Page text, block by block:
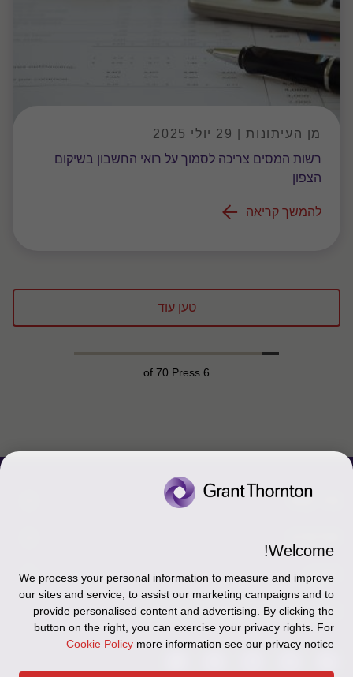
מן העיתונות | 29 יולי 2025
רשות המסים צריכה לסמוך על רואי החשבון בשיקום
הצפון
להמשך קריאה
טען עוד
6
צור קשר
כניסה לעובדים - דוא"ל
כניסה לעובדים - דוחות עבודה
אודותינו
זיכרון והנצחה
תקנון
מדיניות הפרטיות
Disclaimer
Ethics Hotline
עקבו אחרינו ברשתות החברתיות
Welcome!
We process your personal information to measure and improve
our sites and service, to assist our marketing campaigns and to
provide personalised content and advertising. By clicking the
button on the right, you can exercise your privacy rights. For
more information see our privacy notice
Cookie Policy